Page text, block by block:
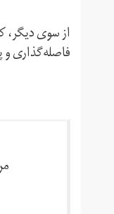
از سوی دیگر،
فاصله‌گذاری